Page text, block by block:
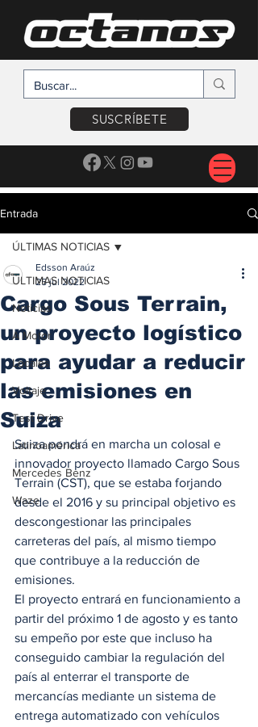
SUSCRÍBETE
Entrada
ÚLTIMAS NOTICIAS
Noticias
A Motor
Locales
Voltaje
Test Drive
Latinoamérica
Mercedes Benz
Waze
ÚLTIMAS NOTICIAS
Cargo Sous Terrain,
un proyecto logístico
para ayudar a reducir
las emisiones en
Suiza
Edsson Araúz
25 jul 2022
Suiza pondrá en marcha un colosal e
innovador proyecto llamado Cargo Sous
Terrain (CST), que se estaba forjando
desde el 2016 y su principal objetivo es
descongestionar las principales
carreteras del país, al mismo tiempo
que contribuye a la reducción de
emisiones.
El proyecto entrará en funcionamiento a
partir del próximo 1 de agosto y es tanto
su empeño por este que incluso ha
conseguido cambiar la regulación del
país al enterrar el transporte de
mercancías mediante un sistema de
entrega automatizado con vehículos